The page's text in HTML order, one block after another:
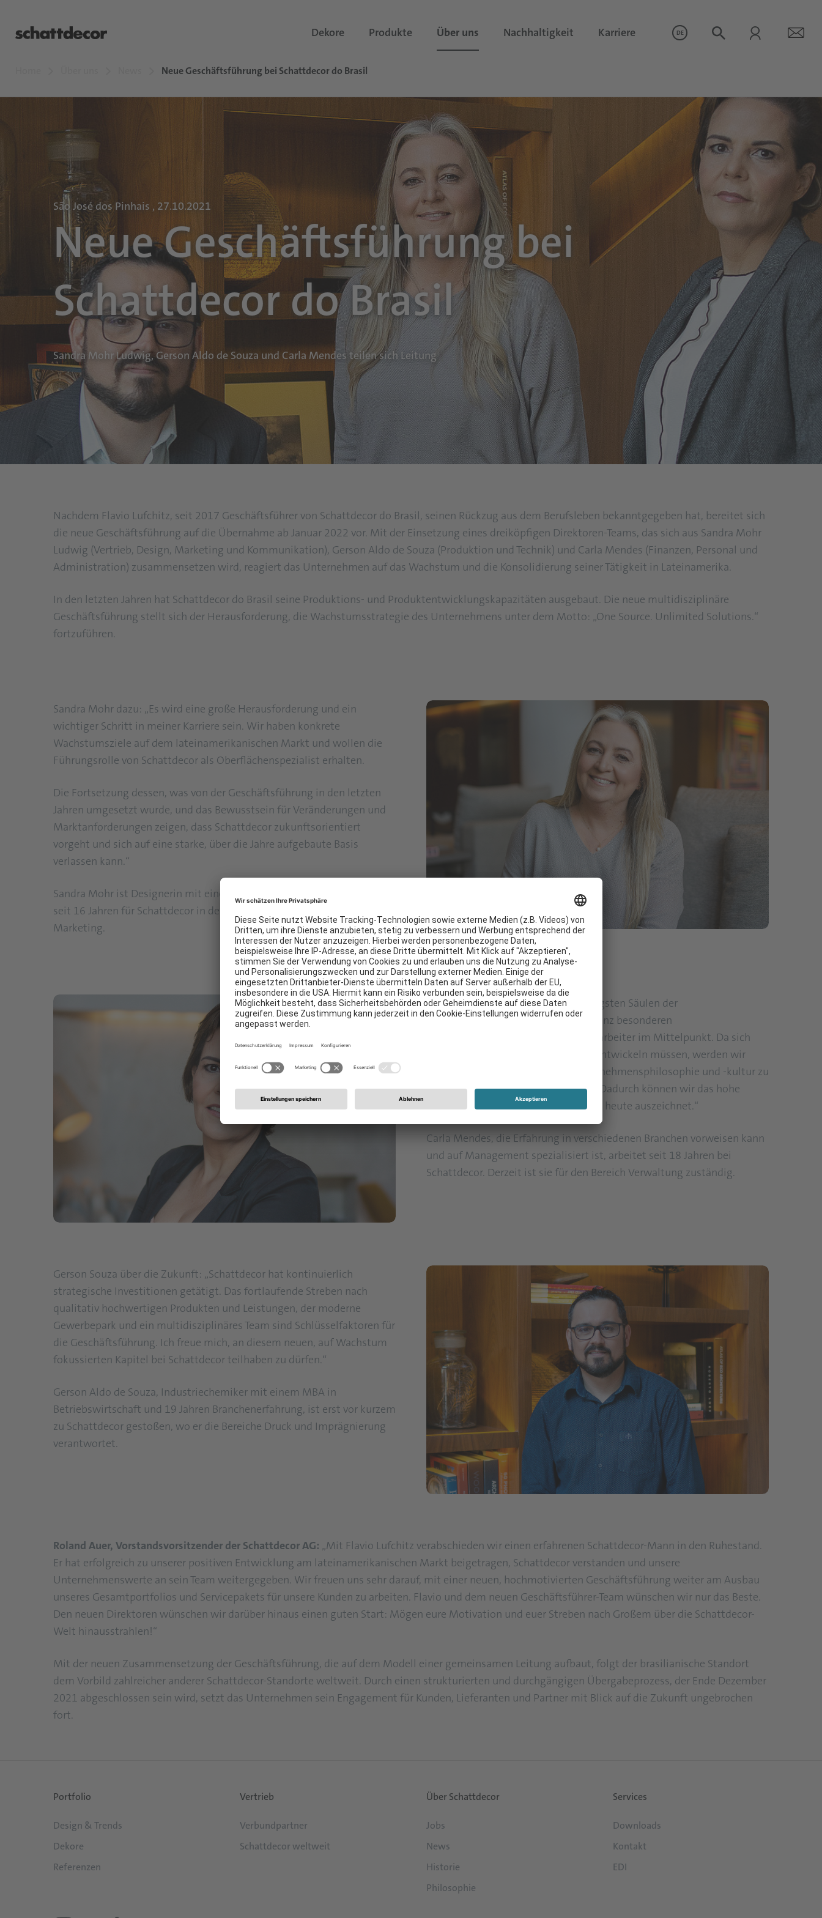
Dekore Produkte Über uns Nachhaltigkeit Karriere DE
Neue Geschäftsführung bei Schattdecor do Brasil
São José dos Pinhais , 27.10.2021
Neue Geschäftsführung bei
Schattdecor do Brasil
Sandra Mohr Ludwig, Gerson Aldo de Souza und Carla Mendes teilen sich Leitung
Nachdem Flavio Lufchitz, seit 2017 Geschäftsführer von Schattdecor do Brasil, seinen Rückzug aus dem Berufsleben bekanntgegeben hat, bereitet sich
die neue Geschäftsführung auf die Übernahme ab Januar 2022 vor. Mit der Einsetzung eines dreiköpfigen Direktoren-Teams, das sich aus Sandra Mohr
Ludwig (Vertrieb, Design, Marketing und Kommunikation), Gerson Aldo de Souza (Produktion und Technik) und Carla Mendes (Finanzen, Personal und
Administration) zusammensetzen wird, reagiert das Unternehmen auf das Wachstum und die Konsolidierung seiner Tätigkeit in Lateinamerika.
In den letzten Jahren hat Schattdecor do Brasil seine Produktions- und Produktentwicklungskapazitäten ausgebaut. Die neue multidisziplinäre
Geschäftsführung stellt sich der Herausforderung, die Wachstumsstrategie des Unternehmens unter dem Motto: „One Source. Unlimited Solutions.“
fortzuführen.
Sandra Mohr dazu: „Es wird eine große Herausforderung und ein
wichtiger Schritt in meiner Karriere sein. Wir haben konkrete
Wachstumsziele auf dem lateinamerikanischen Markt und wollen die
Führungsrolle von Schattdecor als Oberflächenspezialist erhalten.
Die Fortsetzung dessen, was von der Geschäftsführung in den letzten
Jahren umgesetzt wurde, und das Bewusstsein für Veränderungen und
Marktanforderungen zeigen, dass Schattdecor zukunftsorientiert
vorgeht und sich auf eine starke, über die Jahre aufgebaute Basis
verlassen kann.“
Sandra Mohr ist Designerin mit einem MBA in Marketing und arbeitet
seit 16 Jahren für Schattdecor in den Bereichen Vertrieb, Design und
Marketing.
Carla Mendes betont eine der wichtigsten Säulen der
Unternehmenskultur: „Bei unserer ganz besonderen
Unternehmenskultur stehen die Mitarbeiter im Mittelpunkt. Da sich
Unternehmen kontinuierlich weiterentwickeln müssen, werden wir
gemeinsam versuchen, unsere Unternehmensphilosophie und -kultur zu
erhalten und ständig zu optimieren. Dadurch können wir das hohe
Qualitätsniveau beibehalten, das uns heute auszeichnet.“
Carla Mendes, die Erfahrung in verschiedenen Branchen vorweisen kann
und auf Management spezialisiert ist, arbeitet seit 18 Jahren bei
Schattdecor. Derzeit ist sie für den Bereich Verwaltung zuständig.
Gerson Souza über die Zukunft: „Schattdecor hat kontinuierlich
strategische Investitionen getätigt. Das fortlaufende Streben nach
qualitativ hochwertigen Produkten und Leistungen, der moderne
Gewerbepark und ein multidisziplinäres Team sind Schlüsselfaktoren für
die Geschäftsführung. Ich freue mich, an diesem neuen, auf Wachstum
fokussierten Kapitel bei Schattdecor teilhaben zu dürfen.“
Gerson Aldo de Souza, Industriechemiker mit einem MBA in
Betriebswirtschaft und 19 Jahren Branchenerfahrung, ist erst vor kurzem
zu Schattdecor gestoßen, wo er die Bereiche Druck und Imprägnierung
verantwortet.
Roland Auer, Vorstandsvorsitzender der Schattdecor AG: „Mit Flavio Lufchitz verabschieden wir einen erfahrenen Schattdecor-Mann in den Ruhestand.
Er hat erfolgreich zu unserer positiven Entwicklung am lateinamerikanischen Markt beigetragen, Schattdecor verstanden und unsere
Unternehmenswerte an sein Team weitergegeben. Wir freuen uns sehr darauf, mit einer neuen, hochmotivierten Geschäftsführung weiter am Ausbau
unseres Gesamtportfolios und Servicepakets für unsere Kunden zu arbeiten. Flavio und dem neuen Geschäftsführer-Team wünschen wir nur das Beste.
Den neuen Direktoren wünschen wir darüber hinaus einen guten Start: Mögen eure Motivation und euer Streben nach Großem über die Schattdecor-
Welt hinausstrahlen!“
Mit der neuen Zusammensetzung der Geschäftsführung, die auf dem Modell einer gemeinsamen Leitung aufbaut, folgt der brasilianische Standort
dem Vorbild zahlreicher anderer Schattdecor-Standorte weltweit. Durch einen strukturierten und durchgängigen Übergabeprozess, der Ende Dezember
2021 abgeschlossen sein wird, setzt das Unternehmen sein Engagement für Kunden, Lieferanten und Partner mit Blick auf die Zukunft ungebrochen
fort.
Portfolio
Design & Trends
Dekore
Referenzen
Vertrieb
Verbundpartner
Schattdecor weltweit
Über Schattdecor
Jobs
News
Historie
Philosophie
Services
Downloads
Kontakt
EDI